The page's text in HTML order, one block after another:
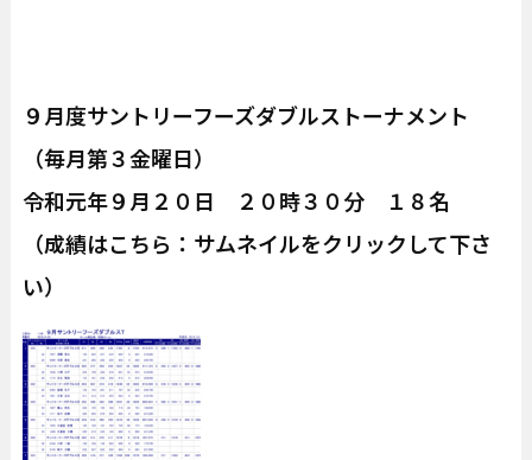
９月度サントリーフーズダブルストーナメント
（毎月第３金曜日）
令和元年９月２０日 ２０時３０分 １８名
（成績はこちら：サムネイルをクリックして下さ
い）